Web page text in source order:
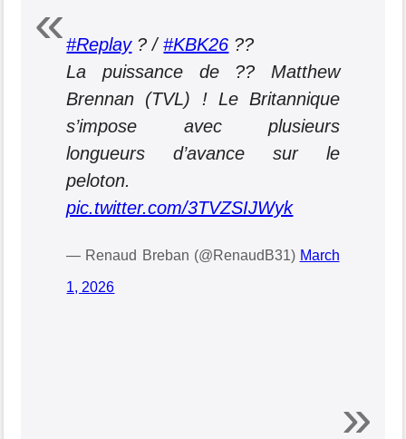
#Replay? /#KBK26 ??
La puissance de ?? Matthew
Brennan (TVL) ! Le Britannique
s’impose avec plusieurs
longueurs d’avance sur le
peloton.
pic.twitter.com/3TVZSIJWyk
— Renaud Breban (@RenaudB31) March
1, 2026